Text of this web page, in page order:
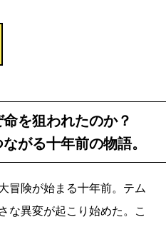
命を狙われたのか？
がる十年前の物語。
冒険が始まる十年前。テム
な異変が起こり始めた。こ